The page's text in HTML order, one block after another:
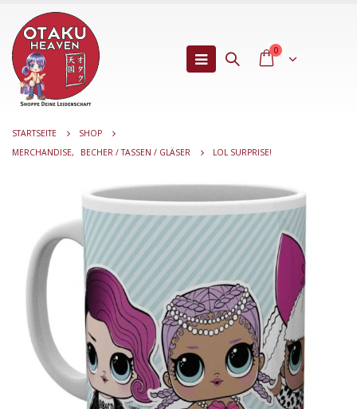
0
STARTSEITE
SHOP
MERCHANDISE, BECHER / TASSEN / GLÄSER LOL SURPRISE!